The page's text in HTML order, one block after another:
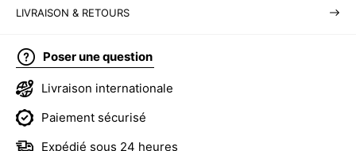
LIVRAISON & RETOURS
Poser une question
Livraison internationale
Paiement sécurisé
Expédié sous 24 heures